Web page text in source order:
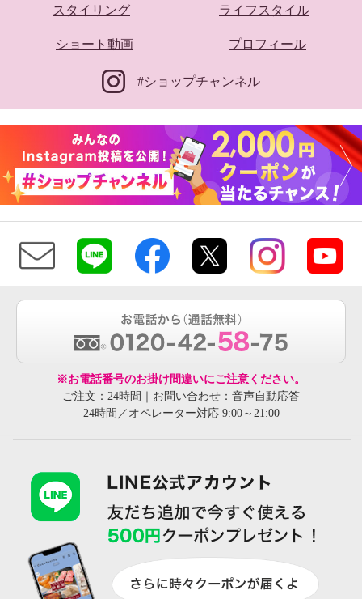
スタイリング ライフスタイル
ショート動画 プロフィール
#ショップチャンネル
※お電話番号のお掛け間違いにご注意ください。
ご注文：24時間｜お問い合わせ：音声自動応答
24時間／オペレーター対応 9:00～21:00